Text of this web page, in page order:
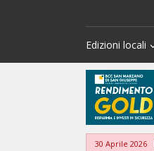
Edizioni locali
30 Aprile 2026